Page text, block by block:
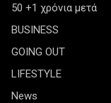
50 +1 χρόνια μετά
BUSINESS
GOING OUT
LIFESTYLE
News